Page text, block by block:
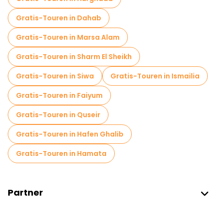
Gratis-Touren in Dahab
Gratis-Touren in Marsa Alam
Gratis-Touren in Sharm El Sheikh
Gratis-Touren in Siwa
Gratis-Touren in Ismailia
Gratis-Touren in Faiyum
Gratis-Touren in Quseir
Gratis-Touren in Hafen Ghalib
Gratis-Touren in Hamata
Partner